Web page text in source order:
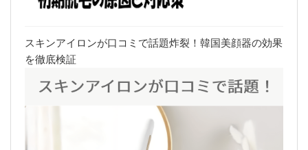
スキンアイロンが口コミで話題炸裂！韓国美顔器の効果
を徹底検証